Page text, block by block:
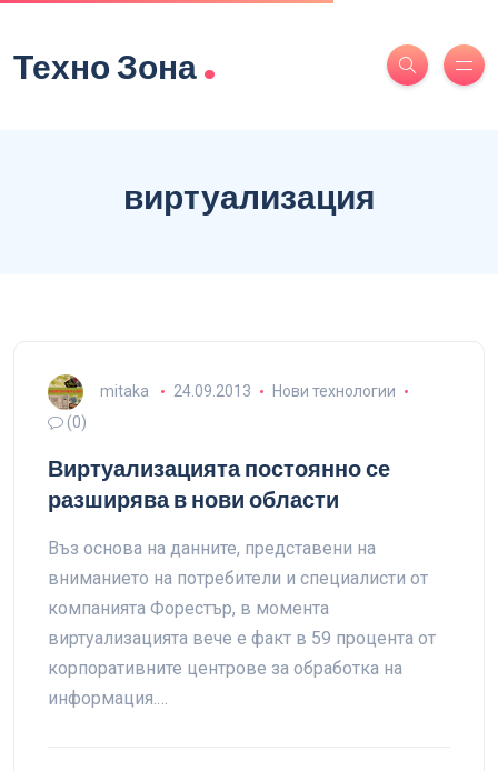
Техно Зона.
виртуализация
mitaka 24.09.2013
Нови технологии
(0)
Виртуализацията постоянно се
разширява в нови области
Въз основа на данните, представени на
вниманието на потребители и специалисти от
компанията Форестър, в момента
виртуализацията вече е факт в 59 процента от
корпоративните центрове за обработка на
информация.…